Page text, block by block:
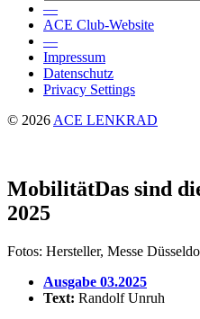
—
ACE Club-Website
—
Impressum
Daten­schutz
Privacy Settings
© 2026 ACE LENKRAD
Mobi­litätDas sind
2025
Fotos: Hersteller, Messe
Ausgabe 03.2025
Text: Randolf Unruh